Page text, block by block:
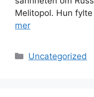
Melitopol. Hun
mer
Kategorier
Uncategorized